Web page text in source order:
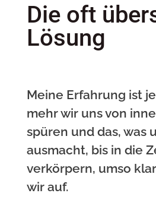
Die oft
Lösung
Meine Erfahrung ist
mehr wir uns von
spüren und das, was
ausmacht, bis in die
verkörpern, umso
wir auf.